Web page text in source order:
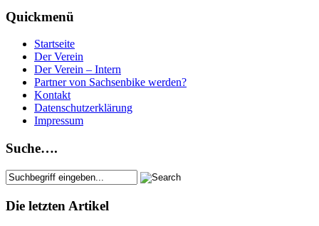
Quickmenü
Startseite
Der Verein
Der Verein – Intern
Partner von Sachsenbike werden?
Kontakt
Datenschutzerklärung
Impressum
Suche….
Die letzten Artikel